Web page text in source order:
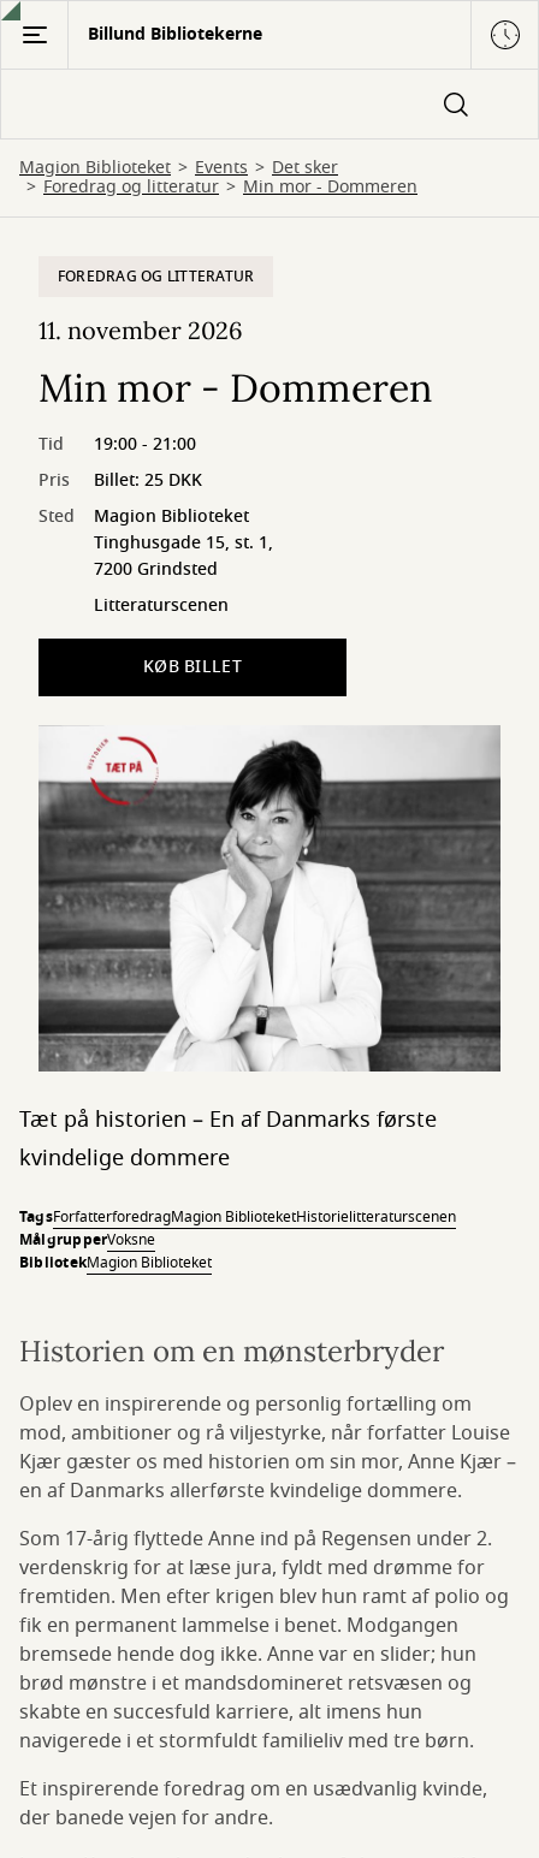
Gå
hovedindhold
Billund Bibliotekerne
Magion Biblioteket Events Det sker
Foredrag og litteratur Min mor - Dommeren
FOREDRAG OG LITTERATUR
11. november 2026
Min mor - Dommeren
Tid
19:00 - 21:00
Pris
Billet: 25 DKK
Sted
Magion Biblioteket
Tinghusgade 15, st. 1,
7200 Grindsted
Litteraturscenen
KØB BILLET
Tæt på historien – En af Danmarks første
kvindelige dommere
TagsForfatterforedragMagion BiblioteketHistorielitteraturscenen
MålgrupperVoksne
BibliotekMagion Biblioteket
Historien om en mønsterbryder
Oplev en inspirerende og personlig fortælling om
mod, ambitioner og rå viljestyrke, når forfatter Louise
Kjær gæster os med historien om sin mor, Anne Kjær –
en af Danmarks allerførste kvindelige dommere.
Som 17-årig flyttede Anne ind på Regensen under 2.
verdenskrig for at læse jura, fyldt med drømme for
fremtiden. Men efter krigen blev hun ramt af polio og
fik en permanent lammelse i benet. Modgangen
bremsede hende dog ikke. Anne var en slider; hun
brød mønstre i et mandsdomineret retsvæsen og
skabte en succesfuld karriere, alt imens hun
navigerede i et stormfuldt familieliv med tre børn.
Et inspirerende foredrag om en usædvanlig kvinde,
der banede vejen for andre.